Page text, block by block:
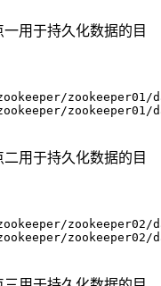
一用于持久化数据的目
zookeeper01/
zookeeper01/
二用于持久化数据的目
zookeeper02/
zookeeper02/